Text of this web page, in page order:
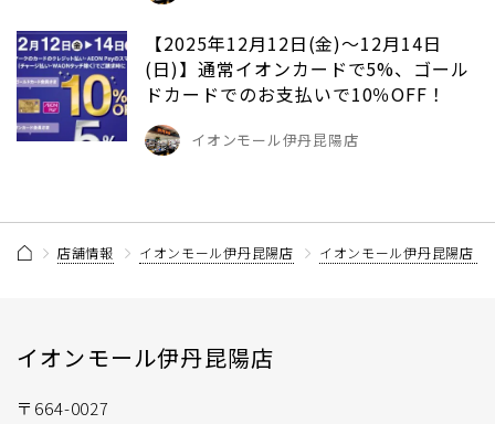
【2025年12月12日(金)～12月14日
(日)】通常イオンカードで5%、ゴール
ドカードでのお支払いで10％OFF！
イオンモール伊丹昆陽店
店舗情報 イオンモール伊丹昆陽店 イオンモール伊丹昆陽店
イオンモール伊丹昆陽店
〒664-0027